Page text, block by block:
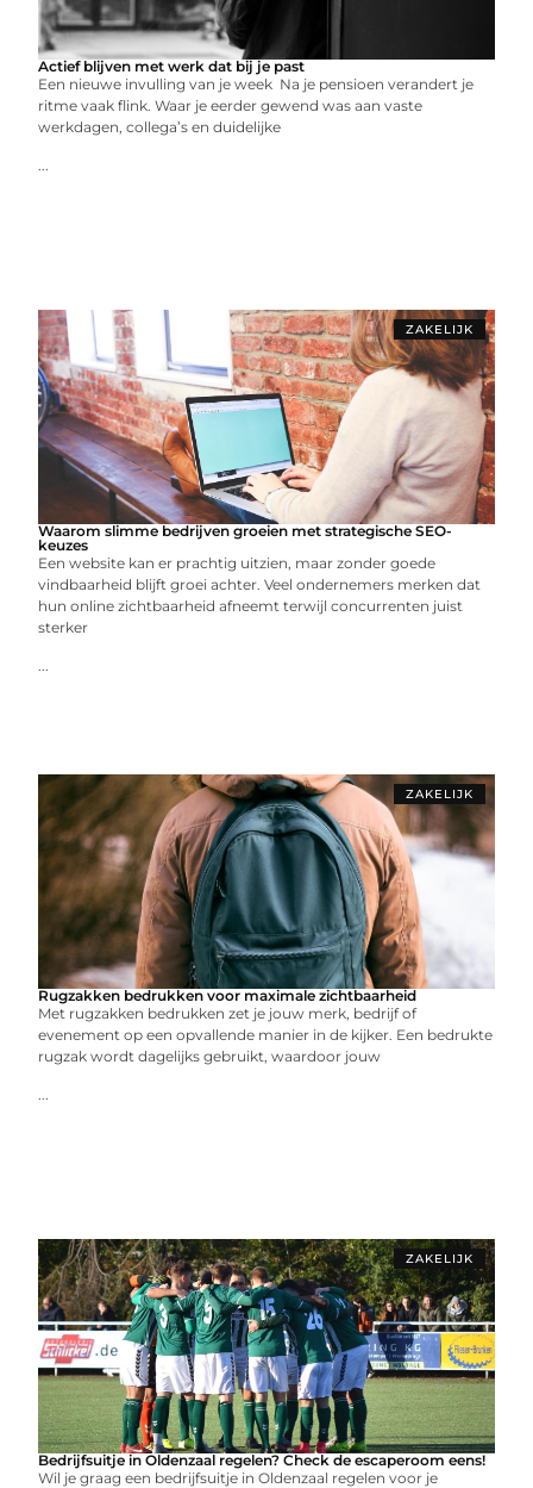
Actief blijven met werk dat bij je past
Een nieuwe invulling van je week Na je pensioen verandert je
ritme vaak flink. Waar je eerder gewend was aan vaste
werkdagen, collega’s en duidelijke
...
ZAKELIJK
Waarom slimme bedrijven groeien met strategische SEO-
keuzes
Een website kan er prachtig uitzien, maar zonder goede
vindbaarheid blijft groei achter. Veel ondernemers merken dat
hun online zichtbaarheid afneemt terwijl concurrenten juist
sterker
...
ZAKELIJK
Rugzakken bedrukken voor maximale zichtbaarheid
Met rugzakken bedrukken zet je jouw merk, bedrijf of
evenement op een opvallende manier in de kijker. Een bedrukte
rugzak wordt dagelijks gebruikt, waardoor jouw
...
ZAKELIJK
Bedrijfsuitje in Oldenzaal regelen? Check de escaperoom eens!
Wil je graag een bedrijfsuitje in Oldenzaal regelen voor je